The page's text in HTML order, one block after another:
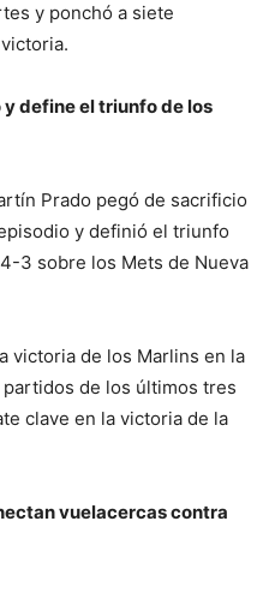
y ponchó a siete
define el triunfo de los
Prado pegó de sacrificio
y definió el triunfo
3 sobre los Mets de Nueva
victoria de los Marlins en la
de los últimos tres
clave en la victoria de la
vuelacercas contra